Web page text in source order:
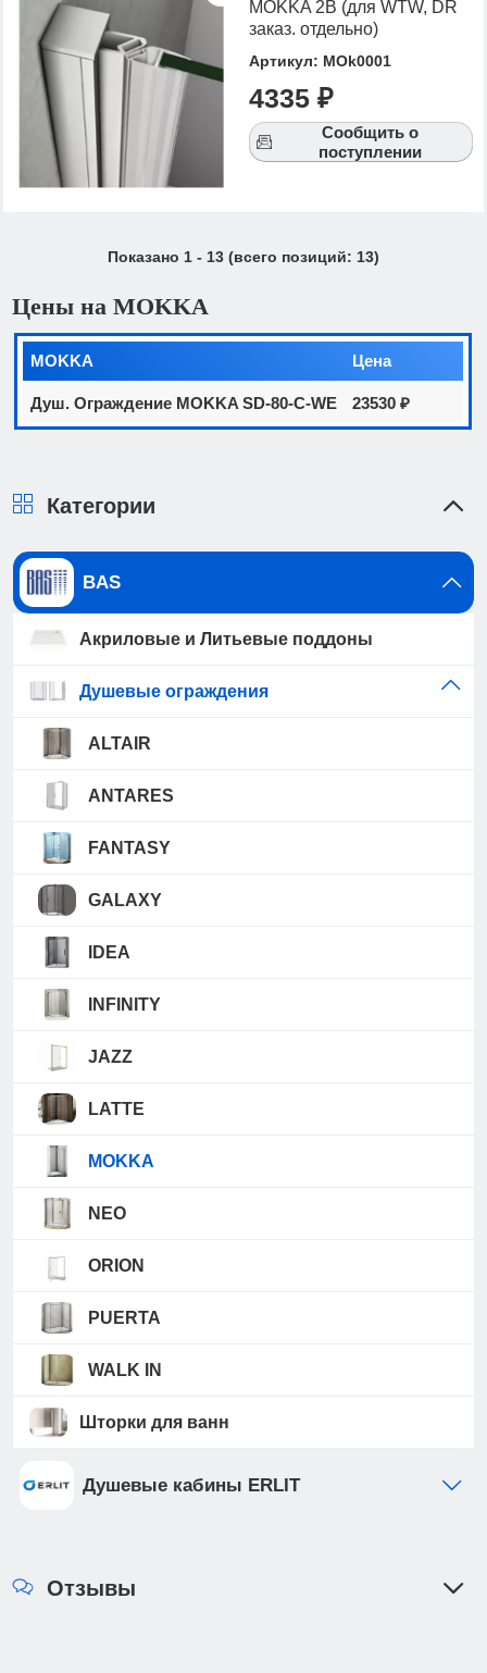
MOKKA 2B (для WTW, DR
заказ. отдельно)
Артикул: MOk0001
4335 ₽
Сообщить о
поступлении
Показано 1 - 13 (всего позиций: 13)
Цены на MOKKA
MOKKA Цена
Душ. Ограждение MOKKA SD-80-C-WE 23530 ₽
Категории
BAS
Акриловые и Литьевые поддоны
Душевые ограждения
ALTAIR
ANTARES
FANTASY
GALAXY
IDEA
INFINITY
JAZZ
LATTE
MOKKA
NEO
ORION
PUERTA
WALK IN
Шторки для ванн
Душевые кабины ERLIT
Отзывы